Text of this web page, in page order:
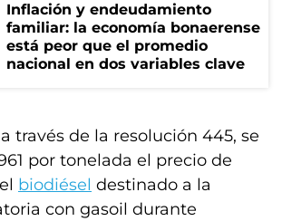
Inflación y endeudamiento
familiar: la economía bonaerense
está peor que el promedio
nacional en dos variables clave
través de la resolución 445, se
por tonelada el precio de
biodiésel destinado a la
con gasoil durante